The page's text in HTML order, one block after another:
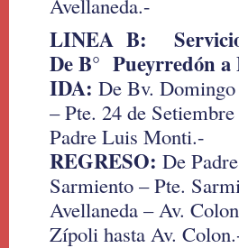
Avellaneda.-
LINEA B:
De B° Pueyrredón
IDA: De Bv.
– Pte. 24 de
Padre Luis Monti.-
REGRESO: De
Sarmiento – Pte.
Avellaneda – Av.
Zípoli hasta Av.